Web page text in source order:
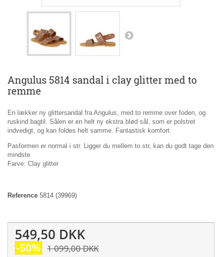
Angulus 5814 sandal i clay glitter med to
remme
En lækker ny glittersandal fra Angulus, med to remme over foden, og
ruskind bagtil. Sålen er en helt ny ekstra blød sål, som er polstret
indvedigt, og kan foldes helt samme. Fantastisk komfort.
Pasformen er normal i str. Ligger du mellem to str, kan du godt tage den
mindste
Farve: Clay glitter
Reference 5814 (39969)
549,50 DKK
-50% 1 099,00 DKK